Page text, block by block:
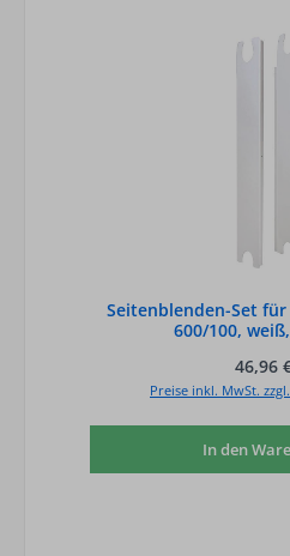
Seitenblenden-Set für
600/100,
46,96
Preise inkl. MwSt.
In den